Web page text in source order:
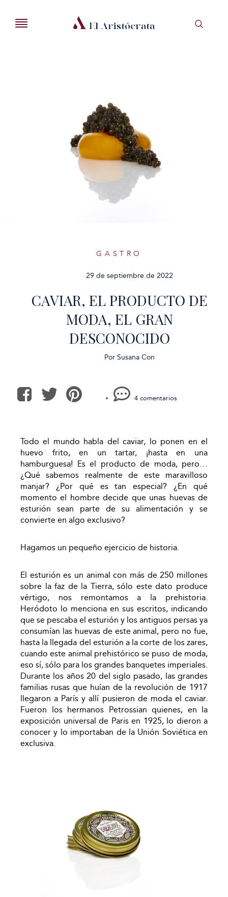
GASTRO
29 de septiembre de 2022
CAVIAR, EL PRODUCTO DE
MODA, EL GRAN
DESCONOCIDO
PorSusana Con
4 comentarios
Todo el mundo habla del caviar, lo ponen en el
huevo frito, en un tartar, ¡hasta en una
hamburguesa! Es el producto de moda, pero…
¿Qué sabemos realmente de este maravilloso
manjar? ¿Por qué es tan especial? ¿En qué
momento el hombre decide que unas huevas de
esturión sean parte de su alimentación y se
convierte en algo exclusivo?
Hagamos un pequeño ejercicio de historia.
El esturión es un animal con más de 250 millones
sobre la faz de la Tierra, sólo este dato produce
vértigo, nos remontamos a la prehistoria.
Heródoto lo menciona en sus escritos, indicando
que se pescaba el esturión y los antiguos persas ya
consumían las huevas de este animal, pero no fue,
hasta la llegada del esturión a la corte de los zares,
cuando este animal prehistórico se puso de moda,
eso sí, sólo para los grandes banquetes imperiales.
Durante los años 20 del siglo pasado, las grandes
familias rusas que huían de la revolución de 1917
llegaron a París y allí pusieron de moda el caviar.
Fueron los hermanos Petrossian quienes, en la
exposición universal de Paris en 1925, lo dieron a
conocer y lo importaban de la Unión Soviética en
exclusiva.